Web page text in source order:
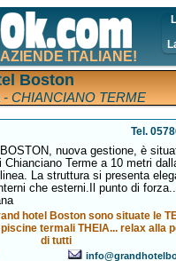
ITALIANE!
Boston
- CHIANCIANO TERME
Tel.
BOSTON, nuova gestione, è
Chianciano Terme a 10 metri
La struttura si presenta
che esterni.Il punto di
hotel Boston sono situate le
piscine termali THEIA... relax alla
di tutti